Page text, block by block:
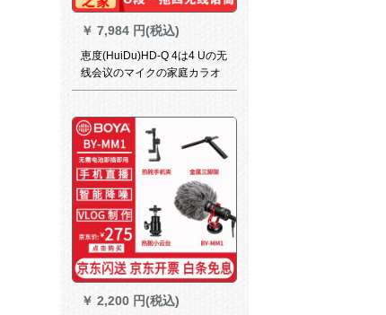
￥ 7,984 円(税込)
恵度(HuiDu)HD-Q 4は4 Uの无
线会议のマイクの家庭カラオ
ケを引っ张ってきました。襟
￥ 2,200 円(税込)